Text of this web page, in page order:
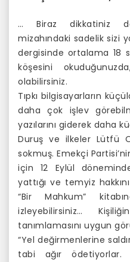
… Biraz dikkatiniz
mizahındaki sadelik sizi
dergisinde ortalama 18
köşesini
olabilirsiniz.
Tıpkı bilgisayarların
daha çok işlev
yazılarını giderek daha
Duruş ve ilkeler Lütfü
sokmuş. Emekçi
için 12 Eylül
yattığı ve temyiz
“Bir Mahkum”
izleyebilirsiniz…
tanımlamasını uygun
“Yel değirmenlerine
tabi ağır